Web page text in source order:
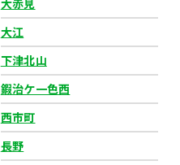
大赤見
大江
下津北山
鍜治ケ一色西
西市町
長野